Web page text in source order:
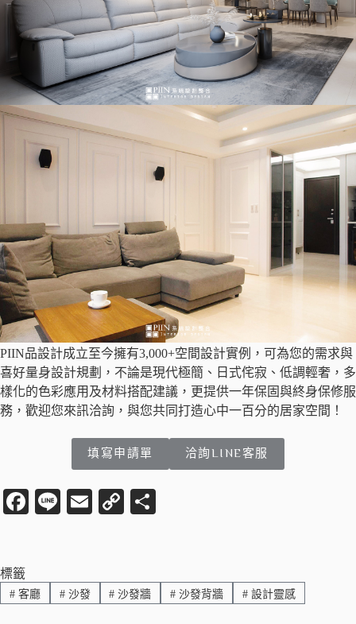
PIIN品設計成立至今擁有3,000+空間設計實例，可為您的需求與
喜好量身設計規劃，不論是現代極簡、日式侘寂、低調輕奢，多
樣化的色彩應用及材料搭配建議，更提供一年保固與終身保修服
務，歡迎您來訊洽詢，與您共同打造心中一百分的居家空間！
填寫申請單 洽詢LINE客服
Fa
ok
Li E
C
Li
nk
標籤
#客廳 #沙發 # 沙發牆 # 沙發背牆 # 設計靈感